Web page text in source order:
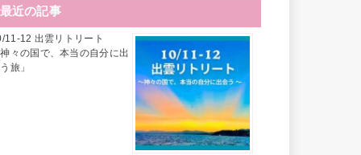
最近の記事
11-12 出雲リトリート
々の国で、本当の自分に出
旅」